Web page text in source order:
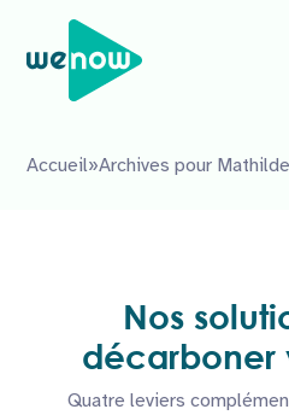
Accueil»Archives pour
Nos
décarboner
Quatre leviers